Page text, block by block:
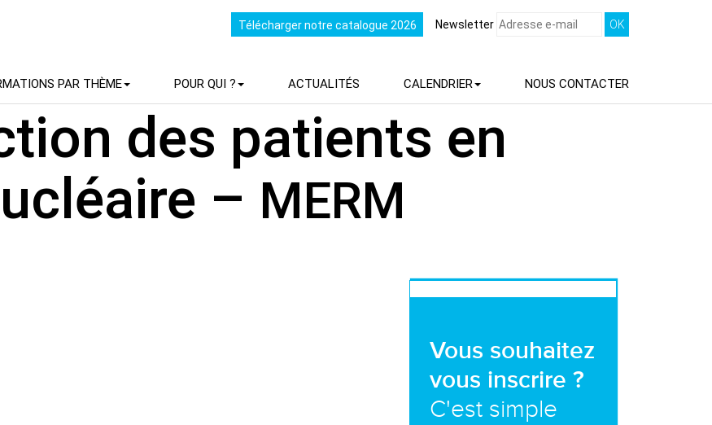
Télécharger notre catalogue 2026 Newsletter
PAR THÈME POUR QUI ? ACTUALITÉS CALENDRIER NOUS CONTACTER
des patients en
– MERM
Vous souhaitez
vous inscrire ?
C'est simple